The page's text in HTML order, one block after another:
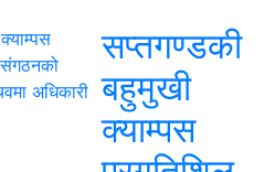
सप्तगण्डकी
बहुमुखी
क्याम्पस